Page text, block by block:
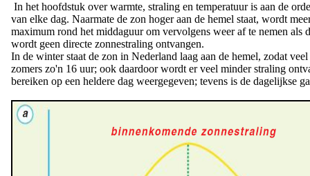
In het hoofdstuk over warmte, straling en temperatuur is aan de
van elke dag. Naarmate de zon hoger aan de hemel staat, wordt
maximum rond het middaguur om vervolgens weer af te nemen als
wordt geen directe zonnestraling ontvangen.
In de winter staat de zon in Nederland laag aan de hemel, zodat
zomers zo'n 16 uur; ook daardoor wordt er veel minder straling
bereiken op een heldere dag weergegeven; tevens is de dagelijkse